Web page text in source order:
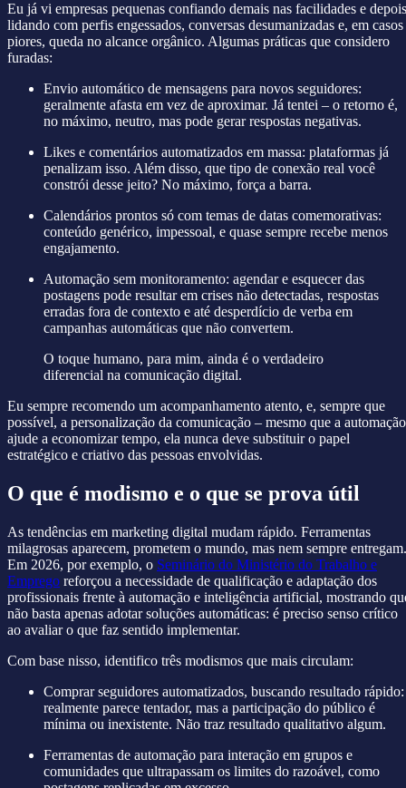
Eu já vi empresas pequenas confiando demais nas facilidades e depois
lidando com perfis engessados, conversas desumanizadas e, em casos
piores, queda no alcance orgânico. Algumas práticas que considero
furadas:
Envio automático de mensagens para novos seguidores:
geralmente afasta em vez de aproximar. Já tentei – o retorno é,
no máximo, neutro, mas pode gerar respostas negativas.
Likes e comentários automatizados em massa: plataformas já
penalizam isso. Além disso, que tipo de conexão real você
constrói desse jeito? No máximo, força a barra.
Calendários prontos só com temas de datas comemorativas:
conteúdo genérico, impessoal, e quase sempre recebe menos
engajamento.
Automação sem monitoramento: agendar e esquecer das
postagens pode resultar em crises não detectadas, respostas
erradas fora de contexto e até desperdício de verba em
campanhas automáticas que não convertem.
O toque humano, para mim, ainda é o verdadeiro
diferencial na comunicação digital.
Eu sempre recomendo um acompanhamento atento, e, sempre que
possível, a personalização da comunicação – mesmo que a automação
ajude a economizar tempo, ela nunca deve substituir o papel
estratégico e criativo das pessoas envolvidas.
O que é modismo e o que se prova útil
As tendências em marketing digital mudam rápido. Ferramentas
milagrosas aparecem, prometem o mundo, mas nem sempre entregam.
Em 2026, por exemplo, o Seminário do Ministério do Trabalho e
Emprego reforçou a necessidade de qualificação e adaptação dos
profissionais frente à automação e inteligência artificial, mostrando
não basta apenas adotar soluções automáticas: é preciso senso crítico
ao avaliar o que faz sentido implementar.
Com base nisso, identifico três modismos que mais circulam:
Comprar seguidores automatizados, buscando resultado rápido:
realmente parece tentador, mas a participação do público é
mínima ou inexistente. Não traz resultado qualitativo algum.
Ferramentas de automação para interação em grupos e
comunidades que ultrapassam os limites do razoável, como